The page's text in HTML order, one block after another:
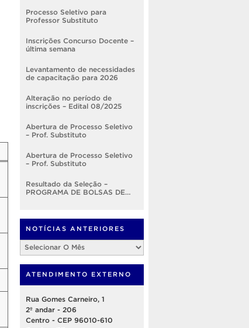
Processo Seletivo para
Professor Substituto
Inscrições Concurso Docente –
última semana
Levantamento de necessidades
de capacitação para 2026
Alteração no período de
inscrições – Edital 08/2025
Abertura de Processo Seletivo
– Prof. Substituto
Abertura de Processo Seletivo
– Prof. Substituto
Resultado da Seleção –
PROGRAMA DE BOLSAS DE
NOTÍCIAS ANTERIORES
Notícias
Anteriores
ATENDIMENTO EXTERNO
Rua Gomes Carneiro, 1
2º andar - 206
Centro - CEP 96010-610